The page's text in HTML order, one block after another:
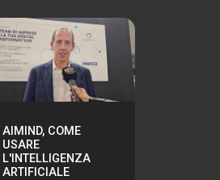
AIMIND, COME
USARE
L'INTELLIGENZA
ARTIFICIALE